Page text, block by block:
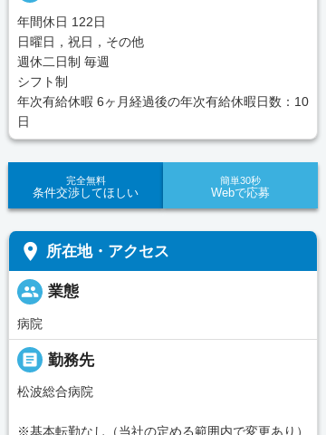
年間休日 122日
日曜日，祝日，その他
週休二日制 毎週
シフト制
年次有給休暇 6ヶ月経過後の年次有給休暇日数：10
日
完全無料
条件交渉してほしい
簡単30秒
Webで応募
place 所在地・アクセス
people 業態
病院
_pin
勤務先
松波総合病院
※基本転勤なし（当社の定める範囲内で変更あり）